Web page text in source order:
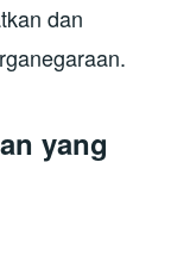
dan
yang